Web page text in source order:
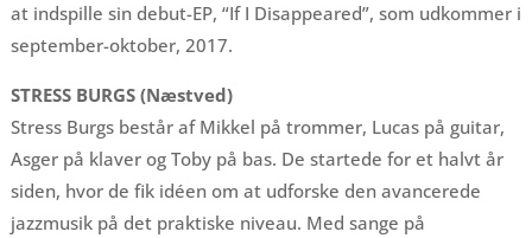
at indspille sin debut-EP, “If I Disappeared”, som udkommer i
september-oktober, 2017.
STRESS BURGS (Næstved)
Stress Burgs består af Mikkel på trommer, Lucas på guitar,
Asger på klaver og Toby på bas. De startede for et halvt år
siden, hvor de fik idéen om at udforske den avancerede
jazzmusik på det praktiske niveau. Med sange på